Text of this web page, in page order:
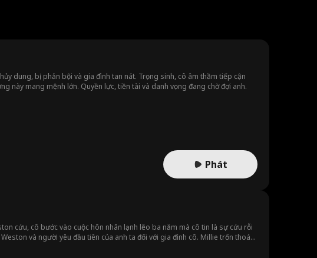
dung, bị phản bội và gia đình tan nát. Trọng sinh, cô âm thầm tiếp cận
này mang mệnh lớn. Quyền lực, tiền tài và danh vọng đang chờ đợi anh.
Phát
cứu, cô bước vào cuộc hôn nhân lạnh lẽo ba năm mà cô tin là sự cứu rỗi
và người yêu đầu tiên của anh ta đối với gia đình cô. Millie trốn thoát